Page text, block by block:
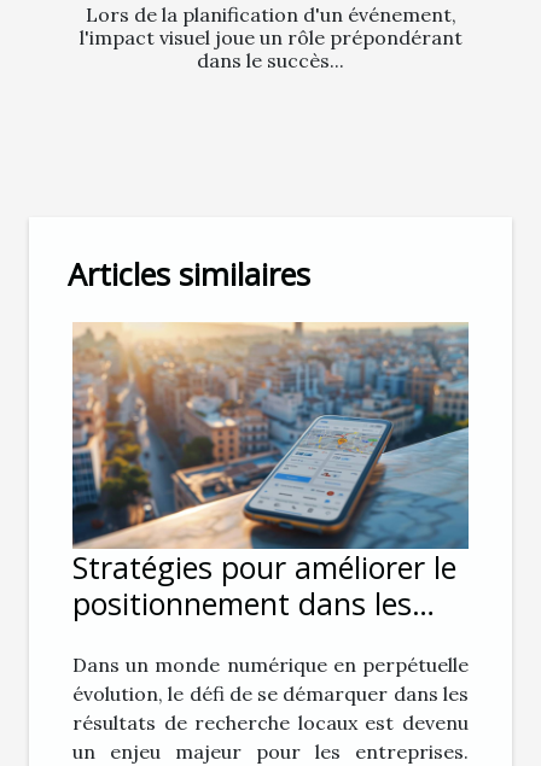
Lors de la planification d'un événement,
l'impact visuel joue un rôle prépondérant
dans le succès...
Articles similaires
Stratégies pour améliorer le
positionnement dans les
locaux
Dans un monde numérique en perpétuelle
évolution, le défi de se démarquer dans les
résultats de recherche locaux est devenu
un enjeu majeur pour les entreprises.